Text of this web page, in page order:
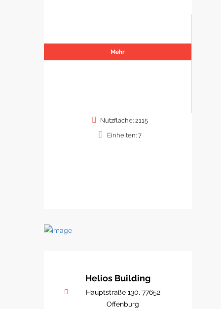
Mehr
Nutzfläche: 2115
Einheiten: 7
Helios Building
Hauptstraße 130, 77652
Offenburg